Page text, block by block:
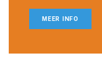
MEER INFO